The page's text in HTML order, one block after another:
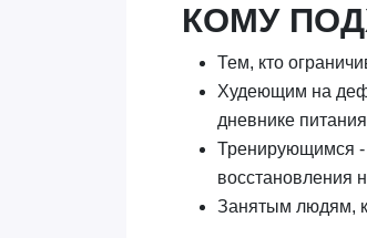
КОМУ
Тем, кто
Худеющим на
дневнике
Тренирующимся -
восстановления
Занятым людям,